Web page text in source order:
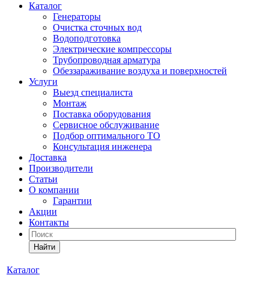
Каталог
Генераторы
Очистка сточных вод
Водоподготовка
Электрические компрессоры
Трубопроводная арматура
Обеззараживание воздуха и поверхностей
Услуги
Выезд специалиста
Монтаж
Поставка оборудования
Сервисное обслуживание
Подбор оптимального ТО
Консультация инженера
Доставка
Производители
Статьи
О компании
Гарантии
Акции
Контакты
Найти
Каталог